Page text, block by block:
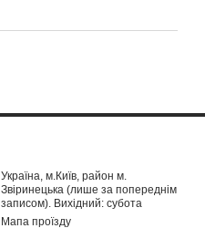
Україна, м.Київ, район м.
Звіринецька (лише за попереднім
записом). Вихідний: субота
Мапа проїзду